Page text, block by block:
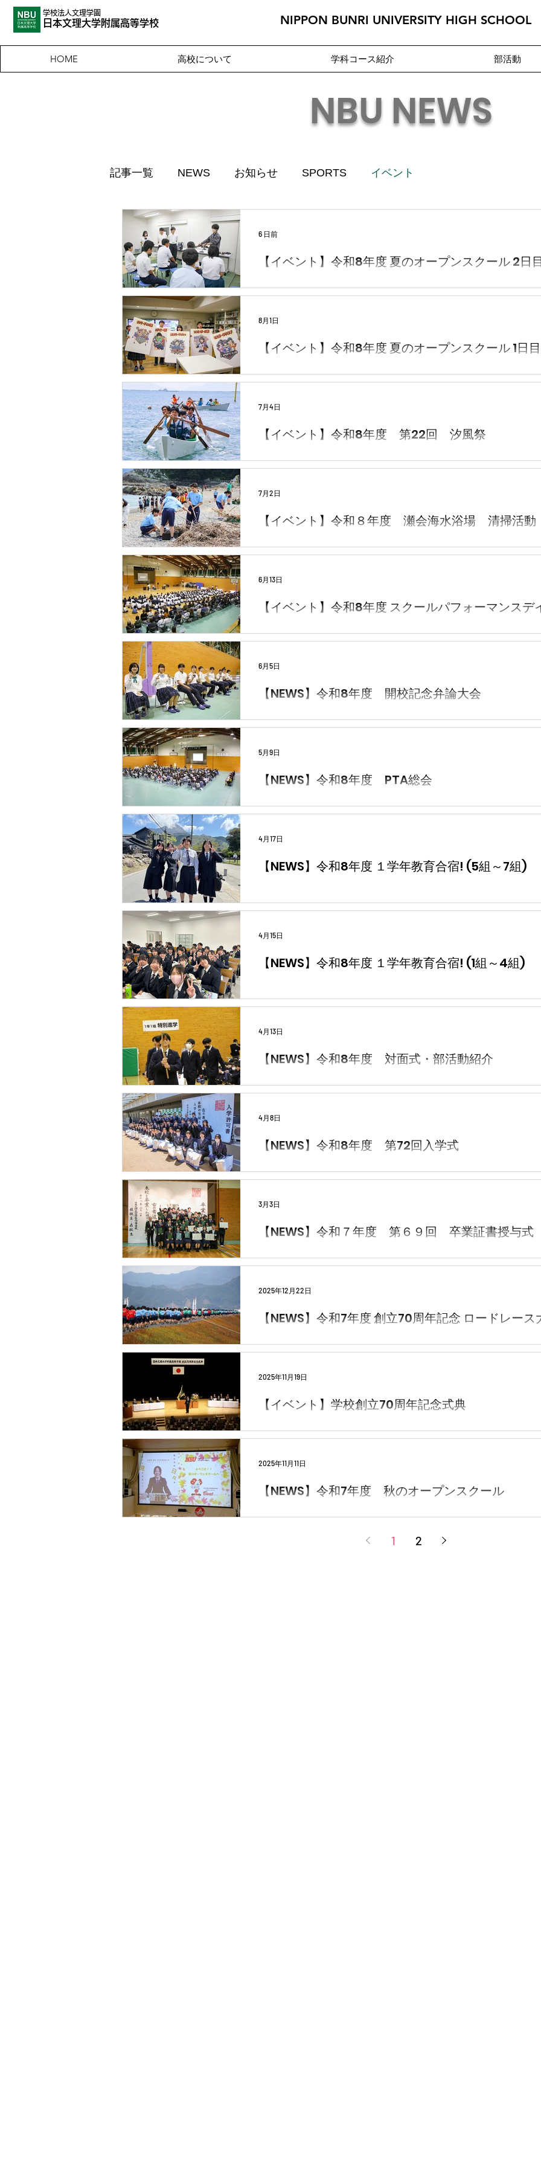
学校法人文理学園
​日本文理大学附属高等学校 NIPPON BUNRI UNIVERSITY HIGH SCHOOL
HOME 高校について 学科コース紹介 部活動
NBU NEWS
記事一覧 NEWS お知らせ SPORTS イベント
【イベント】令和8年度 夏のオープンスクール 2日
6 日前
【イベント】令和8年度 夏のオープンスクール 1日目
8月1日
【イベント】令和8年度 第22回 汐風祭
7月4日
【イベント】令和８年度 瀬会海水浴場 清掃活動
7月2日
【イベント】令和8年度 スクールパフォーマンスデ
6月13日
【NEWS】令和8年度 開校記念弁論大会
6月5日
【NEWS】令和8年度 PTA総会
5月9日
【NEWS】令和8年度 １学年教育合宿! (5組～7組)
4月17日
【NEWS】令和8年度 １学年教育合宿! (1組～4組)
4月15日
【NEWS】令和8年度 対面式・部活動紹介
4月13日
【NEWS】令和8年度 第72回入学式
4月8日
【NEWS】令和７年度 第６９回 卒業証書授与式
3月3日
【NEWS】令和7年度 創立70周年記念 ロードレース
2025年12月22日
【イベント】学校創立70周年記念式典
2025年11月19日
【NEWS】令和7年度 秋のオープンスクール
2025年11月11日
1 2